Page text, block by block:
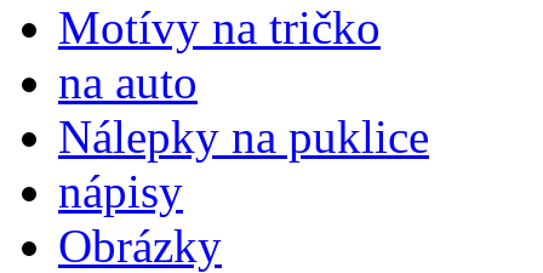
Motívy na tričko
na auto
Nálepky na puklice
nápisy
Obrázky